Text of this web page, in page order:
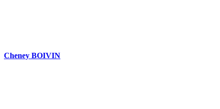
Cheney BOIVIN